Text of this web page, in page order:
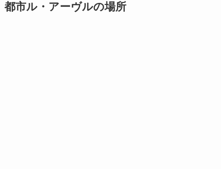
都市ル・アーヴルの場所